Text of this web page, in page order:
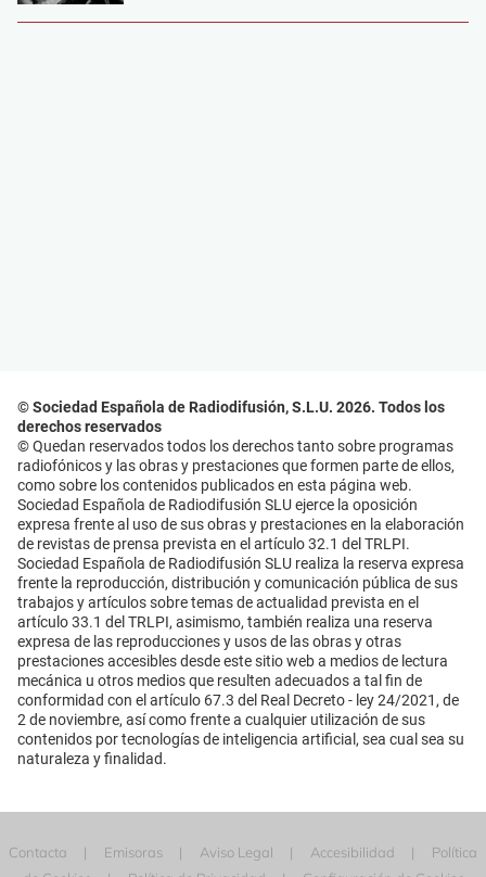
© Sociedad Española de Radiodifusión, S.L.U. 2026. Todos los
derechos reservados
© Quedan reservados todos los derechos tanto sobre programas
radiofónicos y las obras y prestaciones que formen parte de ellos,
como sobre los contenidos publicados en esta página web.
Sociedad Española de Radiodifusión SLU ejerce la oposición
expresa frente al uso de sus obras y prestaciones en la elaboración
de revistas de prensa prevista en el artículo 32.1 del TRLPI.
Sociedad Española de Radiodifusión SLU realiza la reserva expresa
frente la reproducción, distribución y comunicación pública de sus
trabajos y artículos sobre temas de actualidad prevista en el
artículo 33.1 del TRLPI, asimismo, también realiza una reserva
expresa de las reproducciones y usos de las obras y otras
prestaciones accesibles desde este sitio web a medios de lectura
mecánica u otros medios que resulten adecuados a tal fin de
conformidad con el artículo 67.3 del Real Decreto - ley 24/2021, de
2 de noviembre, así como frente a cualquier utilización de sus
contenidos por tecnologías de inteligencia artificial, sea cual sea su
naturaleza y finalidad.
Contacta Emisoras Aviso Legal Accesibilidad
Política